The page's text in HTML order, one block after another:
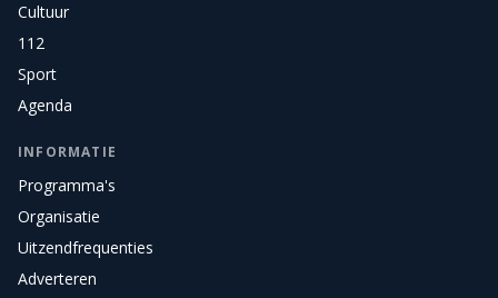
Cultuur
112
Sport
Agenda
INFORMATIE
Programma's
Organisatie
Uitzendfrequenties
Adverteren